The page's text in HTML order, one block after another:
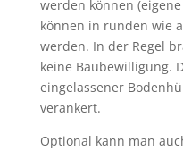
werden können
können in runden wie
werden. In der Regel
keine Baubewilligung.
eingelassener
verankert.
Optional kann man